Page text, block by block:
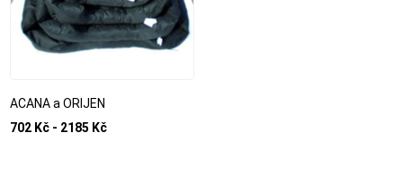
ACANA a ORIJEN
702 Kč - 2185 Kč